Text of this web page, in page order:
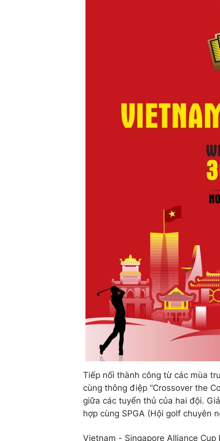
Tiếp nối thành công từ các mùa
cùng thông điệp “Crossover the
giữa các tuyển thủ của hai đội.
hợp cùng SPGA (Hội golf chuyên
Vietnam - Singapore Alliance